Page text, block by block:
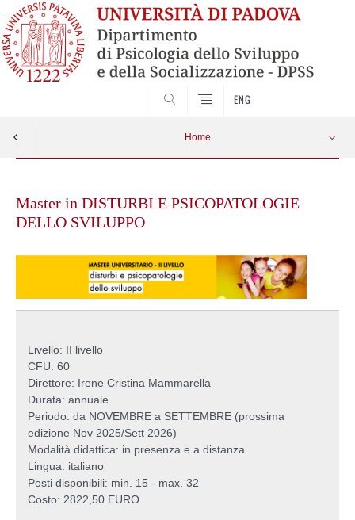
ENG
Home
contentMaster in DISTURBI E PSICOPATOLOGIE
DELLO SVILUPPO
Livello: II livello
CFU: 60
Direttore: Irene Cristina Mammarella
Durata: annuale
Periodo: da NOVEMBRE a SETTEMBRE (prossima
edizione Nov 2025/Sett 2026)
Modalità didattica: in presenza e a distanza
Lingua: italiano
Posti disponibili: min. 15 - max. 32
Costo: 2822,50 EURO